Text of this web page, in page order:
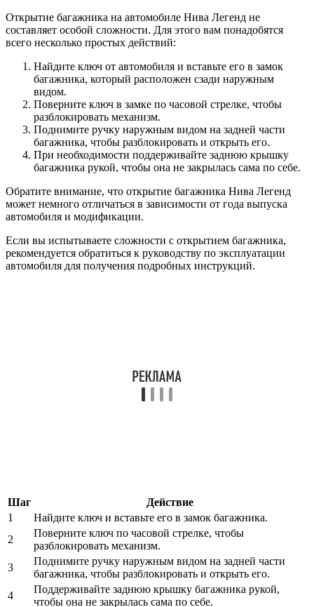
Открытие багажника на автомобиле Нива Легенд не
составляет особой сложности. Для этого вам понадобятся
всего несколько простых действий:
Найдите ключ от автомобиля и вставьте его в замок
багажника, который расположен сзади наружным
видом.
Поверните ключ в замке по часовой стрелке, чтобы
разблокировать механизм.
Поднимите ручку наружным видом на задней части
багажника, чтобы разблокировать и открыть его.
При необходимости поддерживайте заднюю крышку
багажника рукой, чтобы она не закрылась сама по себе.
Обратите внимание, что открытие багажника Нива Легенд
может немного отличаться в зависимости от года выпуска
автомобиля и модификации.
Если вы испытываете сложности с открытием багажника,
рекомендуется обратиться к руководству по эксплуатации
автомобиля для получения подробных инструкций.
Шаг
Действие
1
Найдите ключ и вставьте его в замок багажника.
2
Поверните ключ по часовой стрелке, чтобы
разблокировать механизм.
3
Поднимите ручку наружным видом на задней части
багажника, чтобы разблокировать и открыть его.
4
Поддерживайте заднюю крышку багажника рукой,
чтобы она не закрылась сама по себе.